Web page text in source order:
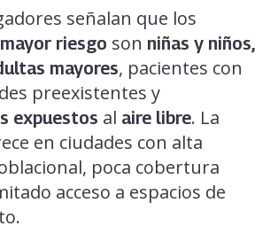
señalan que los
riesgo son niñas y niños,
mayores, pacientes con
preexistentes y
expuestos al aire libre. La
en ciudades con alta
poca cobertura
acceso a espacios de